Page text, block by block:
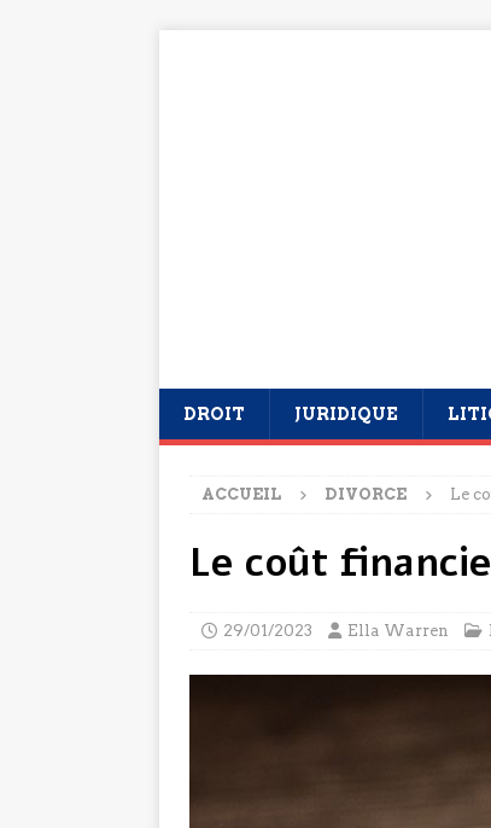
DROIT JURIDIQUE
ACCUEIL DIVORCE Le
Le coût
29/01/2023 Ella Warren